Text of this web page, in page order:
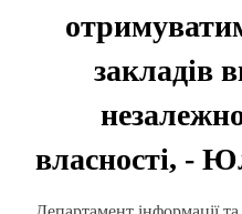
закладів
власності, -